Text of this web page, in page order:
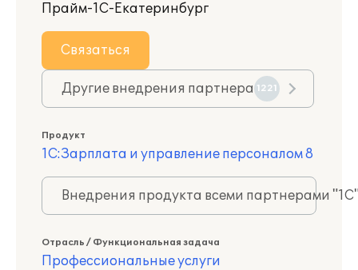
Прайм-1С-Екатеринбург
Связаться
Другие внедрения партнера 1221
Продукт
1С:Зарплата и управление персоналом 8
Внедрения продукта всеми партнерами
Отрасль / Функциональная задача
Профессиональные услуги